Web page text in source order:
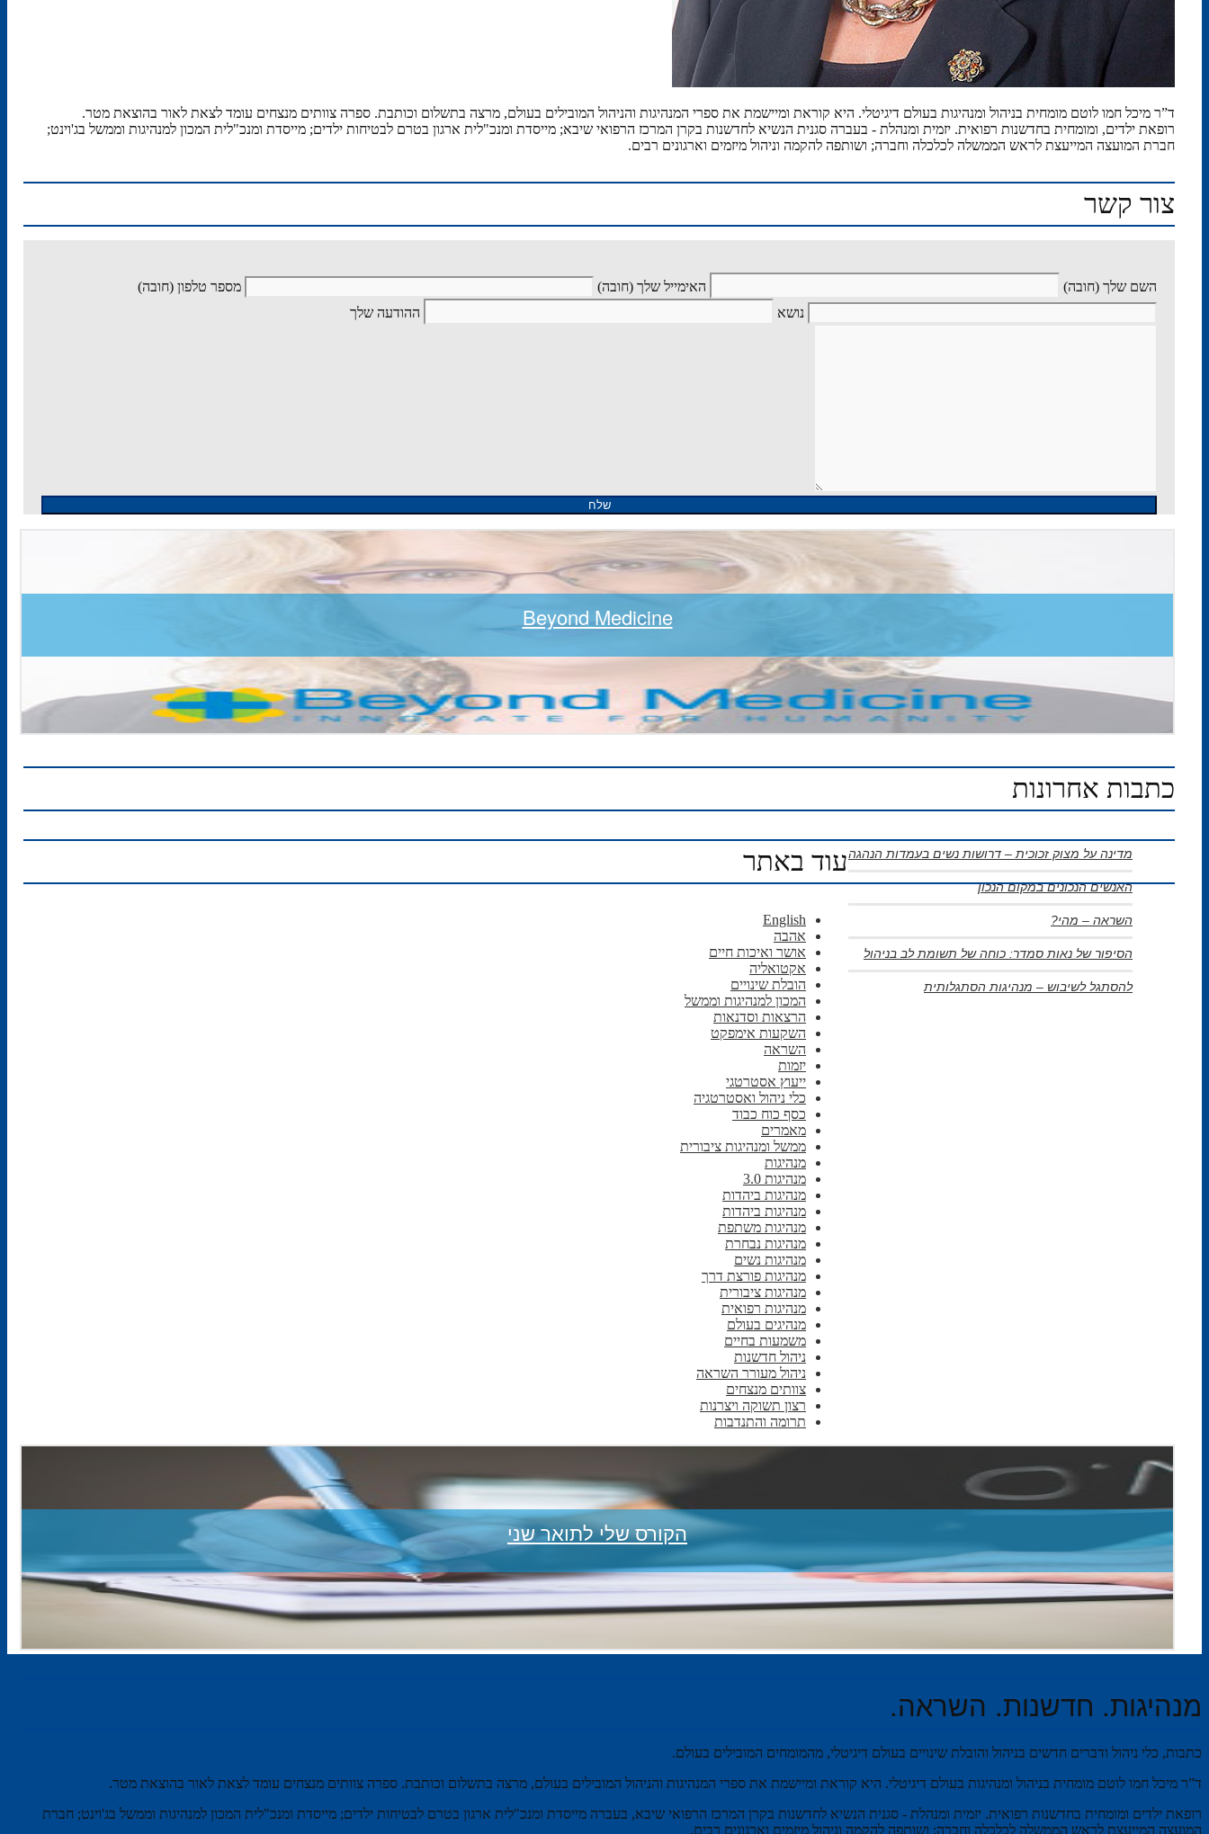
ד”ר מיכל חמו לוטם מומחית בניהול ומנהיגות בעולם דיגיטלי. היא קוראת ומיישמת את ספרי המנהיגות והניהול המובילים בעולם, מרצה בתשלום וכותבת. ספרה צוותים מנצחים עומד לצאת לאור בהוצאת מטר.
רופאת ילדים, ומומחית בחדשנות רפואית. יזמית ומנהלת - בעברה סגנית הנשיא לחדשנות בקרן המרכז הרפואי שיבא; מייסדת ומנכ"לית ארגון בטרם לבטיחות ילדים; מייסדת ומנכ"לית המכון למנהיגות וממשל בג'וינט;
חברת המועצה המייעצת לראש הממשלה לכלכלה וחברה; ושותפה להקמה וניהול מיזמים וארגונים רבים.
צור קשר
השם שלך (חובה) האימייל שלך (חובה)
מספר טלפון (חובה)
נושא
ההודעה שלך
Beyond Medicine
כתבות אחרונות
מדינה על מצוק זכוכית – דרושות נשים בעמדות הנהגה
האנשים הנכונים במקום הנכון
השראה – מהי?
הסיפור של נאות סמדר: כוחה של תשומת לב בניהול
להסתגל לשיבוש – מנהיגות הסתגלותית
עוד באתר
English
אהבה
אושר ואיכות חיים
אקטואליה
הובלת שינויים
המכון למנהיגות וממשל
הרצאות וסדנאות
השקעות אימפקט
השראה
יזמות
ייעוץ אסטרטגי
כלי ניהול ואסטרטגיה
כסף כוח כבוד
מאמרים
ממשל ומנהיגות ציבורית
מנהיגות
מנהיגות 3.0
מנהיגות ביהדות
מנהיגות ביהדות
מנהיגות משתפת
מנהיגות נבחרת
מנהיגות נשים
מנהיגות פורצת דרך
מנהיגות ציבורית
מנהיגות רפואית
מנהיגים בעולם
משמעות בחיים
ניהול חדשנות
ניהול מעורר השראה
צוותים מנצחים
רצון תשוקה ויצרנות
תרומה והתנדבות
הקורס שלי לתואר שני
מנהיגות. חדשנות. השראה.
כתבות, כלי ניהול ודברים חדשים בניהול והובלת שינויים בעולם דיגיטלי, מהמומחים המובילים בעולם.
ד”ר מיכל חמו לוטם מומחית בניהול ומנהיגות בעולם דיגיטלי. היא קוראת ומיישמת את ספרי המנהיגות והניהול המובילים בעולם, מרצה בתשלום וכותבת. ספרה צוותים מנצחים עומד לצאת לאור בהוצאת מטר.
רופאת ילדים ומומחית בחדשנות רפואית. יזמית ומנהלת - סגנית הנשיא לחדשנות בקרן המרכז הרפואי שיבא, בעברה מייסדת ומנכ"לית ארגון בטרם לבטיחות ילדים; מייסדת ומנכ"לית המכון למנהיגות וממשל בג'וינט; חברת
המועצה המייעצת לראש הממשלה לכלכלה וחברה; ושותפה להקמה וניהול מיזמים וארגונים רבים.